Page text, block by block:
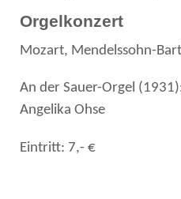
Orgelkonzert
Mozart, Mendelssohn-
An der Sauer-Orgel
Angelika Ohse
Eintritt: 7,- €